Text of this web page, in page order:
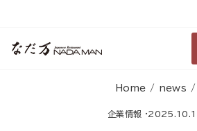
Home / news /
企業情報 ·